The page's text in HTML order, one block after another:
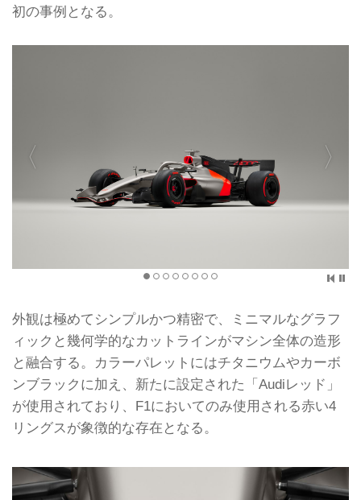
初の事例となる。
外観は極めてシンプルかつ精密で、ミニマルなグラフ
ィックと幾何学的なカットラインがマシン全体の造形
と融合する。カラーパレットにはチタニウムやカーボ
ンブラックに加え、新たに設定された「Audiレッド」
が使用されており、F1においてのみ使用される赤い4
リングスが象徴的な存在となる。